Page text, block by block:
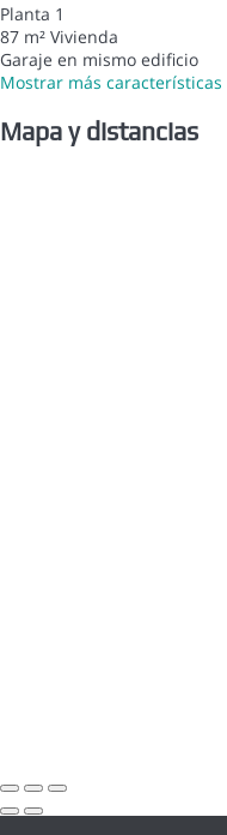
Planta 1
87 m² Vivienda
Garaje en mismo edificio
Mostrar más características
Mapa y distancias